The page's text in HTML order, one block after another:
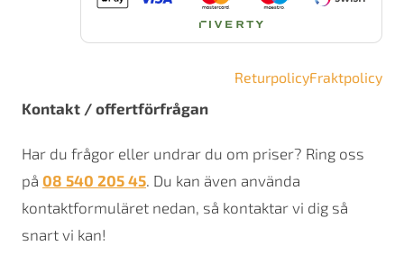
ReturpolicyFraktpolicy
Kontakt / offertförfrågan
Har du frågor eller undrar du om priser? Ring oss
på 08 540 205 45. Du kan även använda
kontaktformuläret nedan, så kontaktar vi dig så
snart vi kan!